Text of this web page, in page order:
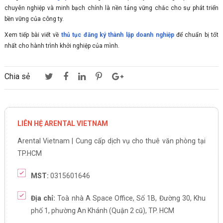
chuyên nghiệp và minh bạch chính là nền tảng vững chắc cho sự phát triển
bền vững của công ty.
Xem tiếp bài viết về thủ tục đăng ký thành lập doanh nghiệpđể chuẩn bị tốt
nhất cho hành trình khởi nghiệp của mình.
Chia sẻ
LIÊN HỆ ARENTAL VIETNAM
Arental Vietnam | Cung cấp dịch vụ cho thuê văn phòng tại
TP.HCM
MST: 0315601646
Địa chỉ: Toà nhà A Space Office, Số 1B, Đường 30, Khu
phố 1, phường An Khánh (Quận 2 cũ), TP. HCM